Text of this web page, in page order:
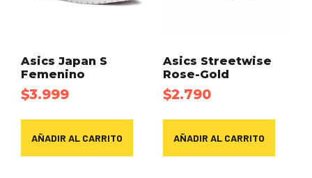
Asics Japan S
Femenino
$3.999
AÑADIR AL CARRITO
Asics Streetwise
Rose-Gold
$2.790
AÑADIR AL CARRITO